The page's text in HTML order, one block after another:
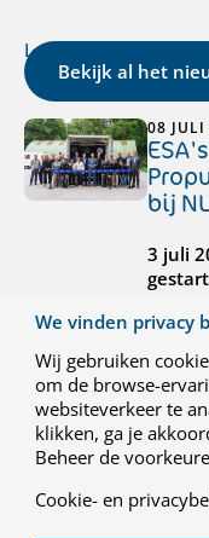
Laatste nieuws
Bekijk al het
08
bij
3 juli
NLR in
is
02
NLR
We vinden privacy
Wij gebruiken
om de browse-
websiteverkeer te
klikken, ga je
Beheer de
Cookie- en